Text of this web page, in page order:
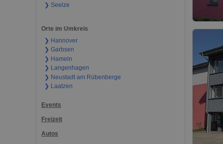
❯ Seelze
Orte im Umkreis
❯ Hannover
❯ Garbsen
❯ Hameln
❯ Langenhagen
❯ Neustadt am Rübenberge
❯ Laatzen
Events
Freizeit
Autos